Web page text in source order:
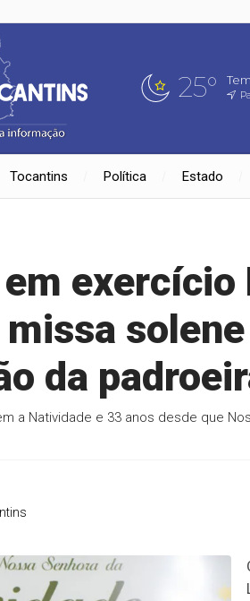
25°
Tocantins Política Estado
da
a Natividade e 33 anos desde que